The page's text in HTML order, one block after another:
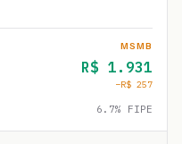
MSMB
R$ 1.931
−R$ 257
6.7% FIPE